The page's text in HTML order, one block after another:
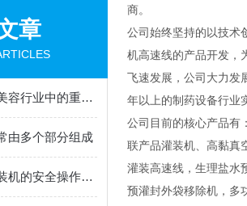
章
水光针灌装机是美容行业中的重要设备
由多个部分组成
预充式注射器灌装机的安全操作规程
商。
公司始终坚持的以技术
机高速线的产品开发，
飞速发展，公司大力发
年以上的制药设备行业
公司目前的核心产品有
联产品灌装机、高黏真
灌装高速线，生理盐水
预灌封外袋移除机，多